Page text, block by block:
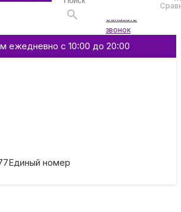
Заказать
звонок
ежедневно с 10:00 до 20:00
Единый номер
Аксессуары
Смартфоны и гаджеты